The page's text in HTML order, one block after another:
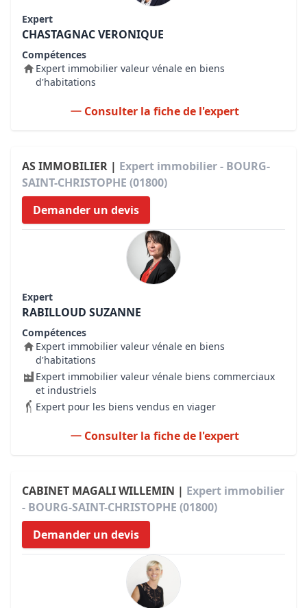
Expert
CHASTAGNAC VERONIQUE
Compétences
Expert immobilier valeur vénale en biens
d'habitations
Consulter la fiche de l'expert
AS IMMOBILIER | Expert immobilier - BOURG-
SAINT-CHRISTOPHE (01800)
Demander un devis
Expert
RABILLOUD SUZANNE
Compétences
Expert immobilier valeur vénale en biens
d'habitations
Expert immobilier valeur vénale biens commerciaux
et industriels
Expert pour les biens vendus en viager
Consulter la fiche de l'expert
CABINET MAGALI WILLEMIN | Expert immobilier
- BOURG-SAINT-CHRISTOPHE (01800)
Demander un devis